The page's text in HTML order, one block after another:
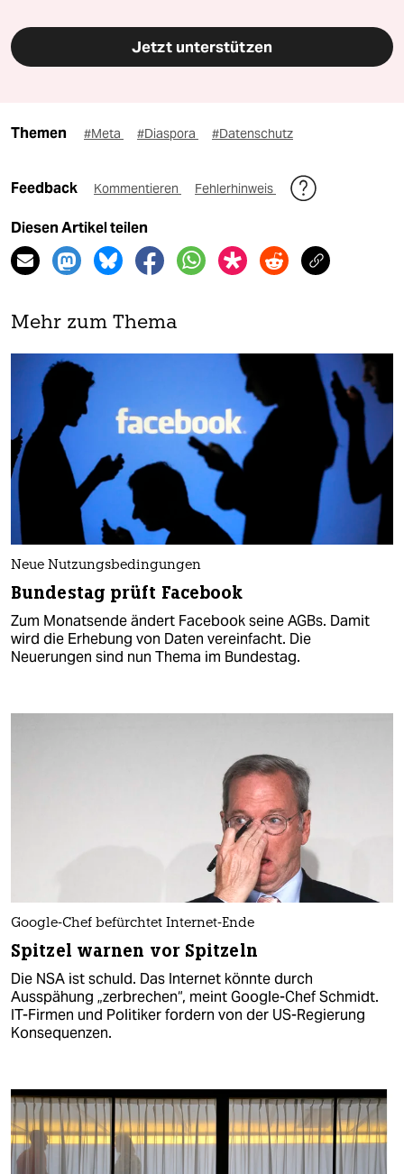
Jetzt unterstützen
Themen #Meta #Diaspora #Datenschutz
Feedback Kommentieren Fehlerhinweis
Diesen Artikel teilen
Mehr zum Thema
Neue Nutzungsbedingungen
Bundestag prüft Facebook
Zum Monatsende ändert Facebook seine AGBs. Damit
wird die Erhebung von Daten vereinfacht. Die
Neuerungen sind nun Thema im Bundestag.
Google-Chef befürchtet Internet-Ende
Spitzel warnen vor Spitzeln
Die NSA ist schuld. Das Internet könnte durch
Ausspähung „zerbrechen“, meint Google-Chef Schmidt.
IT-Firmen und Politiker fordern von der US-Regierung
Konsequenzen.